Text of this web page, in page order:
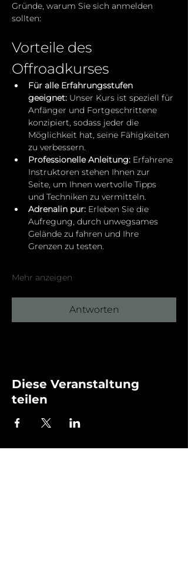
Gründe, warum Sie sich anmelden
sollten:
Vorteile des
Offroadkurses
Für alle Erfahrungsstufen
geeignet: Unser Kurs ist speziell für
Anfänger und Fortgeschrittene
konzipiert, sodass jeder die
Möglichkeit hat, seine Fähigkeiten
zu verbessern.
Professionelle Anleitung: Erfahrene
Instruktoren stehen Ihnen zur
Seite, um Ihnen wertvolle Tipps
und Techniken zu vermitteln.
Adrenalin pur: Erleben Sie die
Aufregung, durch unwegsames
Gelände zu fahren und Ihre
Grenzen zu testen.
Mehr anzeigen
Antworten
Diese Veranstaltung
teilen